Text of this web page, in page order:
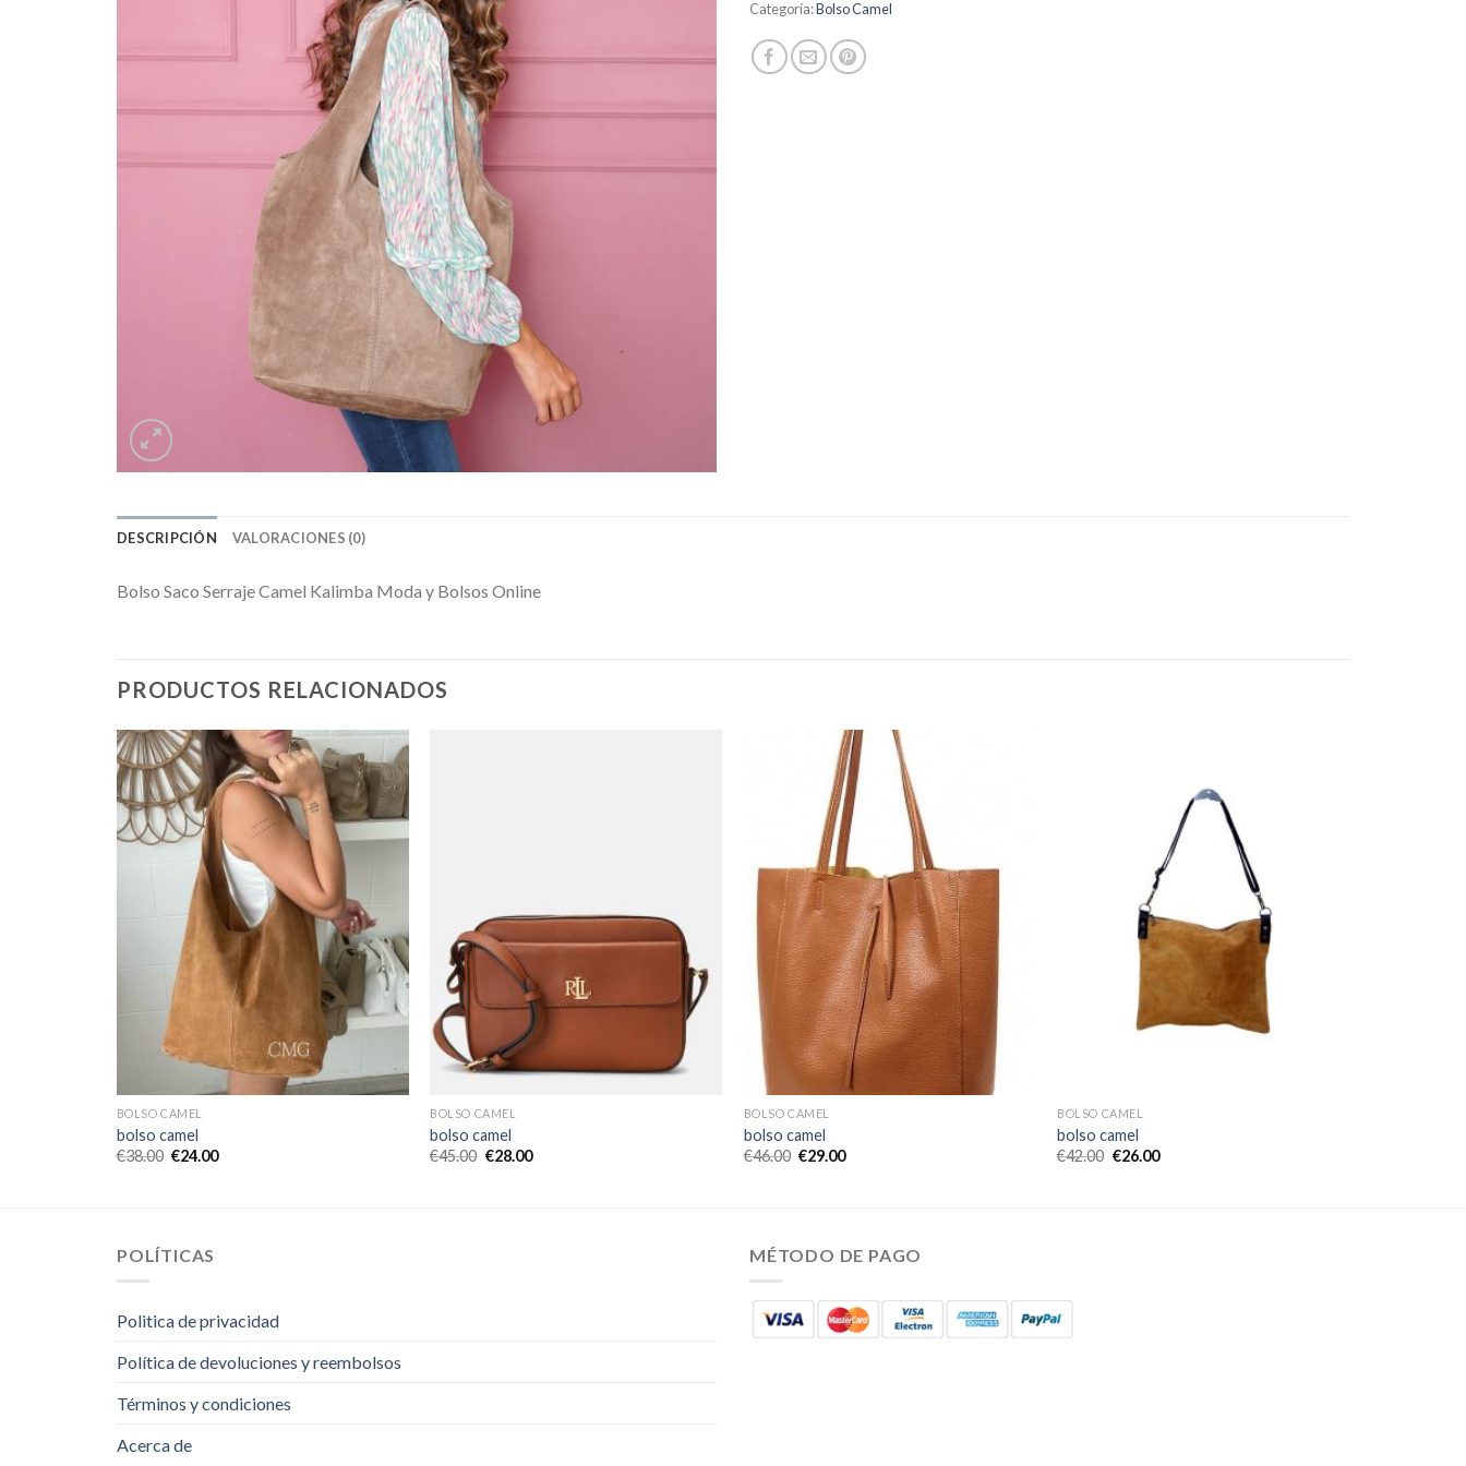
Categoría:Bolso Camel
DESCRIPCIÓN VALORACIONES (0)
Bolso Saco Serraje Camel Kalimba Moda y Bolsos Online
PRODUCTOS RELACIONADOS
BOLSO CAMEL
bolso camel
€38.00 €24.00
BOLSO CAMEL
bolso camel
€45.00 €28.00
BOLSO CAMEL
bolso camel
€46.00 €29.00
BOLSO CAMEL
bolso camel
€42.00 €26.00
POLÍTICAS
Politica de privacidad
Política de devoluciones y reembolsos
Términos y condiciones
Acerca de
MÉTODO DE PAGO